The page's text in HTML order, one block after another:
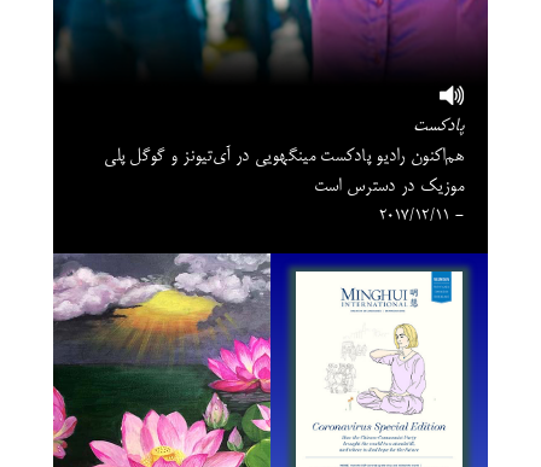
پادکست
هم‌اکنون رادیو پادکست مینگهویی در آی‌تیونز و گوگل‌ پلی
موزیک در دسترس است
- 2017/12/11